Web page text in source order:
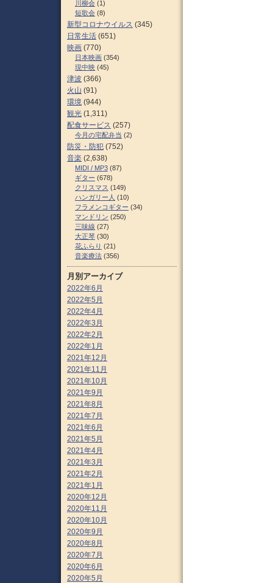
川柳会 (1)
短歌会 (8)
新型コロナウイルス (345)
日常生活 (651)
映画 (770)
日本映画 (354)
現中映 (45)
津波 (366)
火山 (91)
環境 (944)
観光 (1,311)
配食サービス (257)
今月の宅配弁当 (2)
防災・防犯 (752)
音楽 (2,638)
MIDI / MP3 (87)
ギター (678)
クリスマス (149)
ハンガリー人 (10)
フラメンコギター (34)
マンドリン (250)
三味線 (27)
大正琴 (30)
花ふらり (21)
音楽療法 (356)
月別アーカイブ
2022年6月
2022年5月
2022年4月
2022年3月
2022年2月
2022年1月
2021年12月
2021年11月
2021年10月
2021年9月
2021年8月
2021年7月
2021年6月
2021年5月
2021年4月
2021年3月
2021年2月
2021年1月
2020年12月
2020年11月
2020年10月
2020年9月
2020年8月
2020年7月
2020年6月
2020年5月